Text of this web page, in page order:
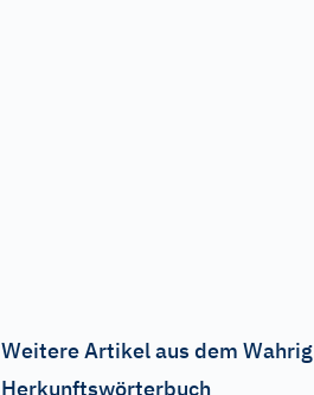
Weitere Artikel aus dem Wahrig
Herkunftswörterbuch